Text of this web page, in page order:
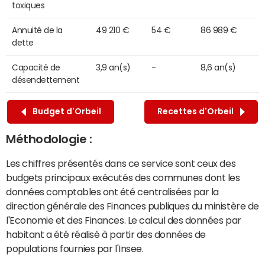
toxiques
Annuité de la
dette
49 210 € 54 € 86 989 €
Capacité de
désendettement
3,9 an(s) - 8,6 an(s)
Budget d'Orbeil Recettes d'Orbeil
Méthodologie :
Les chiffres présentés dans ce service sont ceux des
budgets principaux exécutés des communes dont les
données comptables ont été centralisées par la
direction générale des Finances publiques du ministère de
l'Economie et des Finances. Le calcul des données par
habitant a été réalisé à partir des données de
populations fournies par l'Insee.